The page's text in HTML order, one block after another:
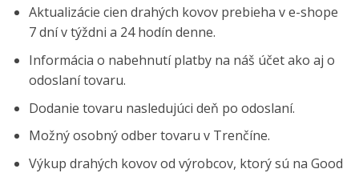
Aktualizácie cien drahých kovov prebieha v e-shope
7 dní v týždni a 24 hodín denne.
Informácia o nabehnutí platby na náš účet ako aj o
odoslaní tovaru.
Dodanie tovaru nasledujúci deň po odoslaní.
Možný osobný odber tovaru v Trenčíne.
Výkup drahých kovov od výrobcov, ktorý sú na Good